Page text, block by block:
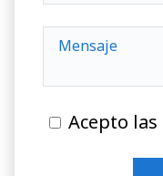
Acepto las